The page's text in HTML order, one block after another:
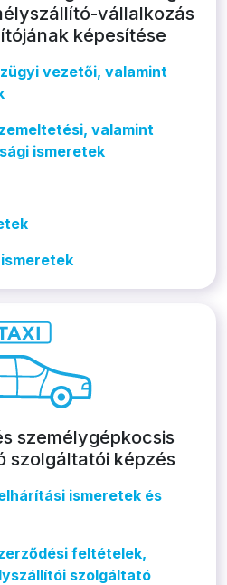
vállalkozás
képesítése
vezetői, valamint
valamint
ismeretek
személygépkocsis
szolgáltatói képzés
ismeretek és
feltételek,
szolgáltató